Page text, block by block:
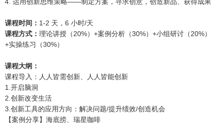
课程时间： 1-2 天，6 小时/天
课程方式： 理论讲授（20%）+案例分析（30%）+小组研讨（20%）
+实操练习（30%）
课程大纲：
课程导入：人人皆需创新、人人皆能创新
1.开启脑洞
2.创新改变生活
3.创新工具的应用方向：解决问题/提升绩效/创造机会
【案例分享】海底捞、瑞星咖啡